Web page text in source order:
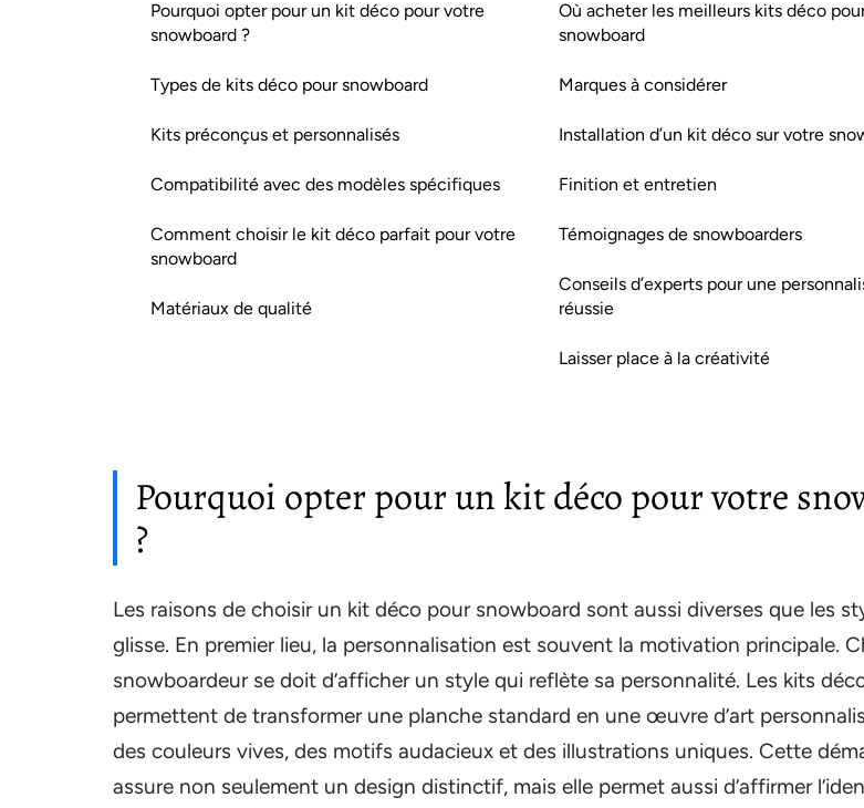
Pourquoi opter pour un kit déco pour votre
snowboard ?
Types de kits déco pour snowboard
Kits préconçus et personnalisés
Compatibilité avec des modèles spécifiques
Comment choisir le kit déco parfait pour votre
snowboard
Matériaux de qualité
Où acheter les meilleurs kits déco
snowboard
Marques à considérer
Installation d’un kit déco sur votre
Finition et entretien
Témoignages de snowboarders
Conseils d’experts pour une
réussie
Laisser place à la créativité
Pourquoi opter pour un kit déco pour votre
?
Les raisons de choisir un kit déco pour snowboard sont aussi diverses que les
glisse. En premier lieu, la personnalisation est souvent la motivation principale.
snowboardeur se doit d’afficher un style qui reflète sa personnalité. Les kits
permettent de transformer une planche standard en une œuvre d’art
des couleurs vives, des motifs audacieux et des illustrations uniques. Cette
assure non seulement un design distinctif, mais elle permet aussi d’affirmer